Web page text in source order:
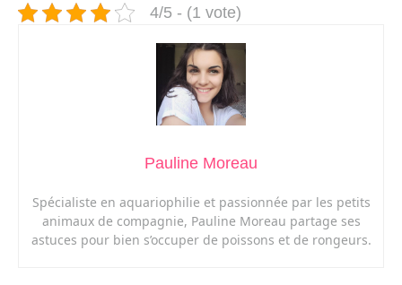
4/5 - (1 vote)
Pauline Moreau
Spécialiste en aquariophilie et passionnée par les petits
animaux de compagnie, Pauline Moreau partage ses
astuces pour bien s’occuper de poissons et de rongeurs.